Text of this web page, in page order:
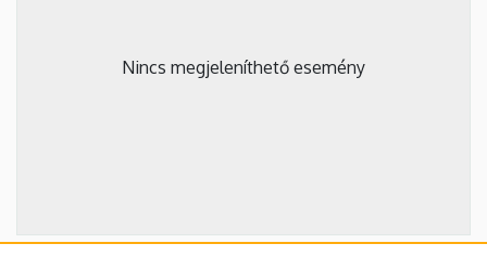
Nincs megjeleníthető esemény